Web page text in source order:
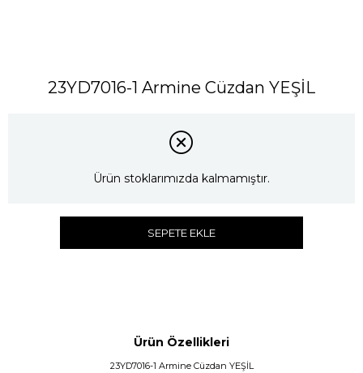
23YD7016-1 Armine Cüzdan YEŞİL
Ürün stoklarımızda kalmamıştır.
SEPETE EKLE
Ürün Özellikleri
23YD7016-1 Armine Cüzdan YEŞİL